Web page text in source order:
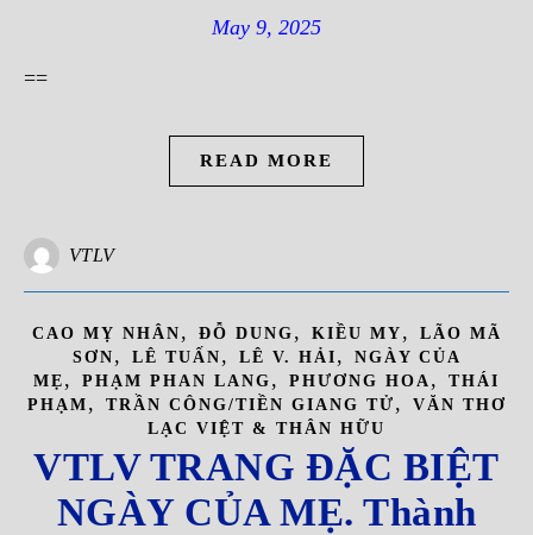
May 9, 2025
==
READ MORE
VTLV
CAO MỴ NHÂN , ĐỖ DUNG , KIỀU MY ,
LÃO MÃ
SƠN , LÊ TUẤN , LÊ V. HẢI ,
NGÀY CỦA
MẸ , PHẠM PHAN LANG , PHƯƠNG HOA ,
THÁI
PHẠM , TRẦN CÔNG/TIỀN GIANG TỬ ,
VĂN THƠ
LẠC VIỆT & THÂN HỮU
VTLV TRANG ĐẶC BIỆT
NGÀY CỦA MẸ. Thành